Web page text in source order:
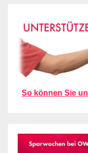
So können Sie